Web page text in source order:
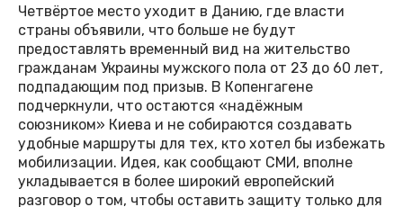
Четвёртое место уходит в Данию, где власти
страны объявили, что больше не будут
предоставлять временный вид на жительство
гражданам Украины мужского пола от 23 до 60 лет,
подпадающим под призыв. В Копенгагене
подчеркнули, что остаются «надёжным
союзником» Киева и не собираются создавать
удобные маршруты для тех, кто хотел бы избежать
мобилизации. Идея, как сообщают СМИ, вполне
укладывается в более широкий европейский
разговор о том, чтобы оставить защиту только для